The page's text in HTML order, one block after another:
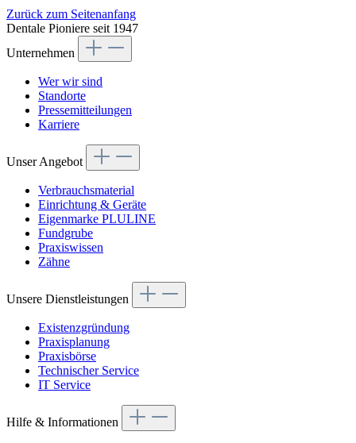
Zurück zum Seitenanfang
Dentale Pioniere seit 1947
Unternehmen
Wer wir sind
Standorte
Pressemitteilungen
Karriere
Unser Angebot
Verbrauchsmaterial
Einrichtung & Geräte
Eigenmarke PLULINE
Fundgrube
Praxiswissen
Zähne
Unsere Dienstleistungen
Existenzgründung
Praxisplanung
Praxisbörse
Technischer Service
IT Service
Hilfe & Informationen